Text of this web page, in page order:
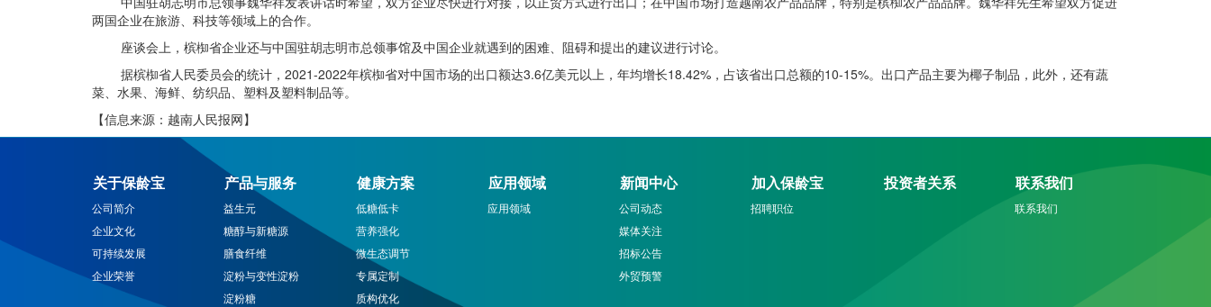
两国企业在旅游、科技等领域上的合作。
座谈会上，槟椥省企业还与中国驻胡志明市总领事馆及中国企业就遇到的困难、阻碍和提出的建议进行讨论。
据槟椥省人民委员会的统计，2021-2022年槟椥省对中国市场的出口额达3.6亿美元以上，年均增长18.42%，占该省出口总额的10-15%。出口产品主要为椰子制品，此外，还有蔬
菜、水果、海鲜、纺织品、塑料及塑料制品等。
【信息来源：越南人民报网】
关于保龄宝
公司简介
企业文化
可持续发展
企业荣誉
产品与服务
益生元
糖醇与新糖源
膳食纤维
淀粉与变性淀粉
淀粉糖
健康方案
低糖低卡
营养强化
微生态调节
专属定制
质构优化
应用领域
应用领域
新闻中心
公司动态
媒体关注
招标公告
外贸预警
加入保龄宝
招聘职位
投资者关系 联系我们
联系我们